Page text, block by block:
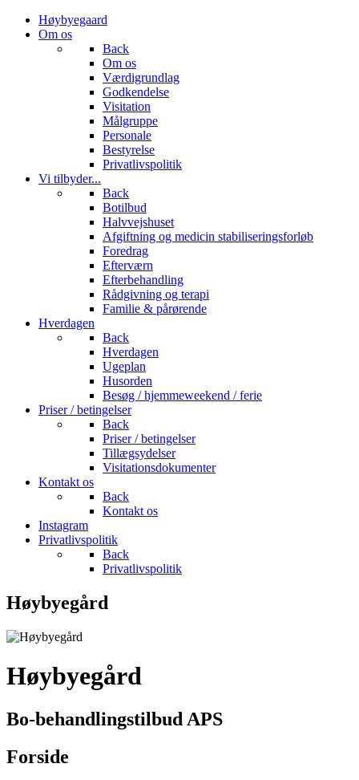
Høybyegaard
Om os
Back
Om os
Værdigrundlag
Godkendelse
Visitation
Målgruppe
Personale
Bestyrelse
Privatlivspolitik
Vi tilbyder...
Back
Botilbud
Halvvejshuset
Afgiftning og medicin stabiliseringsforløb
Foredrag
Efterværn
Efterbehandling
Rådgivning og terapi
Familie & pårørende
Hverdagen
Back
Hverdagen
Ugeplan
Husorden
Besøg / hjemmeweekend / ferie
Priser / betingelser
Back
Priser / betingelser
Tillægsydelser
Visitationsdokumenter
Kontakt os
Back
Kontakt os
Instagram
Privatlivspolitik
Back
Privatlivspolitik
Høybyegård
Høybyegård
Bo-behandlingstilbud APS
Forside